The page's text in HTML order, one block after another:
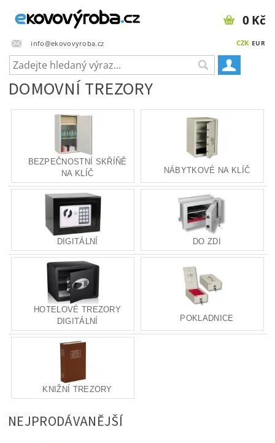
info@ekovovyroba.cz CZK EUR
0 Kč
DOMOVNÍ TREZORY
BEZPEČNOSTNÍ SKŘÍŇĚ
NA KLÍČ
NÁBYTKOVÉ NA KLÍČ
DIGITÁLNÍ DO ZDI
HOTELOVÉ TREZORY
DIGITÁLNÍ
POKLADNICE
KNIŽNÍ TREZORY
NEJPRODÁVANĚJŠÍ